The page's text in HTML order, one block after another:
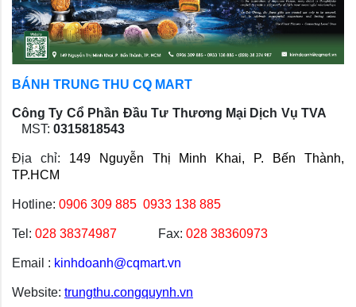
BÁNH TRUNG THU CQ MART
Công Ty Cổ Phần Đầu Tư Thương Mại Dịch Vụ TVA
MST: 0315818543
Địa chỉ:
149 Nguyễn Thị Minh Khai, P. Bến Thành,
TP.HCM
Hotline: 0906 309 885 0933 138 885
Tel: 028 38374987 Fax: 028 38360973
Email : kinhdoanh@cqmart.vn
Website: trungthu.congquynh.vn